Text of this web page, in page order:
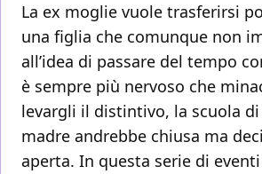
La ex moglie vuole trasferirsi
una figlia che comunque non
all’idea di passare del tempo
è sempre più nervoso che
levargli il distintivo, la scuola
madre andrebbe chiusa ma
aperta. In questa serie di